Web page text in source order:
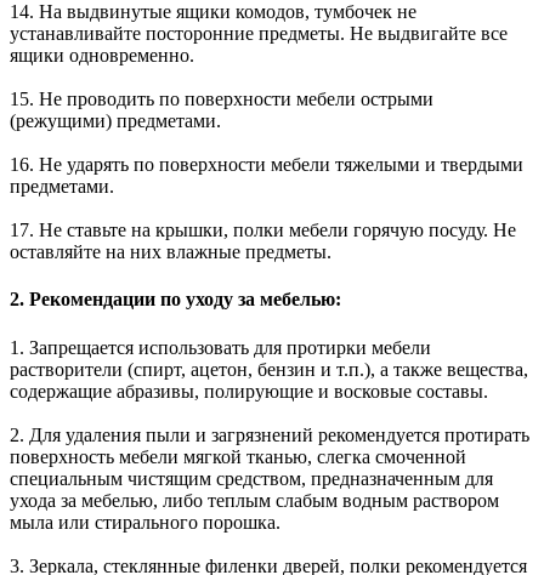
14. На выдвинутые ящики комодов, тумбочек не
устанавливайте посторонние предметы. Не выдвигайте все
ящики одновременно.
15. Не проводить по поверхности мебели острыми
(режущими) предметами.
16. Не ударять по поверхности мебели тяжелыми и твердыми
предметами.
17. Не ставьте на крышки, полки мебели горячую посуду. Не
оставляйте на них влажные предметы.
2. Рекомендации по уходу за мебелью:
1. Запрещается использовать для протирки мебели
растворители (спирт, ацетон, бензин и т.п.), а также вещества,
содержащие абразивы, полирующие и восковые составы.
2. Для удаления пыли и загрязнений рекомендуется протирать
поверхность мебели мягкой тканью, слегка смоченной
специальным чистящим средством, предназначенным для
ухода за мебелью, либо теплым слабым водным раствором
мыла или стирального порошка.
3. Зеркала, стеклянные филенки дверей, полки рекомендуется